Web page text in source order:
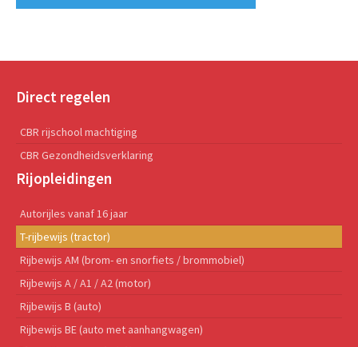
Direct regelen
CBR rijschool machtiging
CBR Gezondheidsverklaring
Rijopleidingen
Autorijles vanaf 16 jaar
T-rijbewijs (tractor)
Rijbewijs AM (brom- en snorfiets / brommobiel)
Rijbewijs A / A1 / A2 (motor)
Rijbewijs B (auto)
Rijbewijs BE (auto met aanhangwagen)